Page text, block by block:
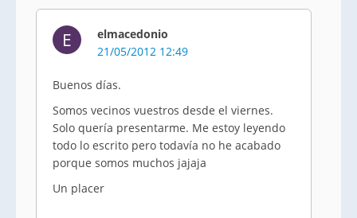
E
elmacedonio
21/05/2012 12:49
Buenos días.
Somos vecinos vuestros desde el viernes.
Solo quería presentarme. Me estoy leyendo
todo lo escrito pero todavía no he acabado
porque somos muchos jajaja
Un placer